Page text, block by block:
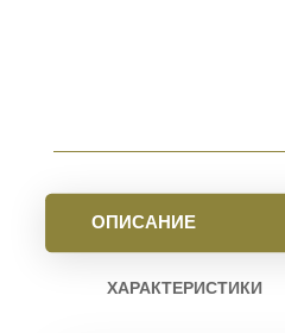
ОПИСАНИЕ
ХАРАКТЕРИСТИКИ